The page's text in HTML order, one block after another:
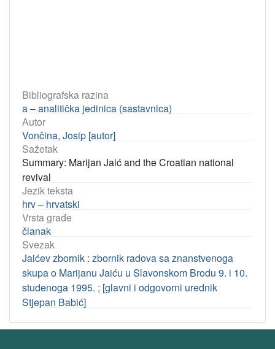
Bibliografska razina
a – analitička jedinica (sastavnica)
Autor
Vončina, Josip [autor]
Sažetak
Summary: Marijan Jaić and the Croatian national
revival
Jezik teksta
hrv – hrvatski
Vrsta građe
članak
Svezak
Jaićev zbornik : zbornik radova sa znanstvenoga
skupa o Marijanu Jaiću u Slavonskom Brodu 9. i 10.
studenoga 1995. ; [glavni i odgovorni urednik
Stjepan Babić]